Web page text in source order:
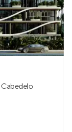
Cabedelo